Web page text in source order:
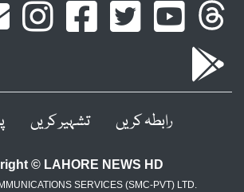
رابطہ کریں تشہیر کریں
© LAHORE NEWS HD
SERVICES (SMC-PVT) LTD.